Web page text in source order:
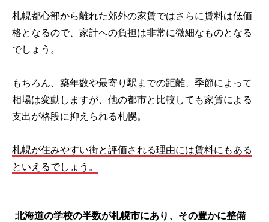
札幌都心部から離れた郊外の家賃ではさらに賃料は低価
格となるので、家計への負担は非常に微細なものとなる
でしょう。
もちろん、築年数や最寄り駅までの距離、季節によって
相場は変動しますが、他の都市と比較しても家賃による
支出が格段に抑えられる札幌。
札幌が住みやすい街と評価される理由には賃料にもある
といえるでしょう。
北海道の学校の半数が札幌市にあり、その豊かに整備